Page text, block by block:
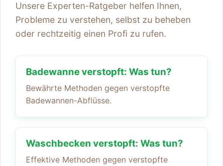
Unsere Experten-Ratgeber helfen Ihnen,
Probleme zu verstehen, selbst zu beheben
oder rechtzeitig einen Profi zu rufen.
Badewanne verstopft: Was tun?
Bewährte Methoden gegen verstopfte
Badewannen-Abflüsse.
Waschbecken verstopft: Was tun?
Effektive Methoden gegen verstopfte